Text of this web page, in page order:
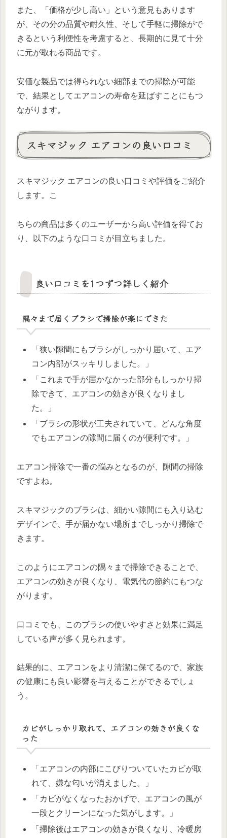
また、「価格が少し高い」という意見もあります
が、その分の品質や耐久性、そして手軽に掃除がで
きるという利便性を考慮すると、長期的に見て十分
に元が取れる商品です。
安価な製品では得られない細部までの掃除が可能
で、結果としてエアコンの寿命を延ばすことにもつ
ながります。
スキマジック エアコンの良い口コミ
スキマジック エアコンの良い口コミや評価をご紹介
します。こ
ちらの商品は多くのユーザーから高い評価を得てお
り、以下のような口コミが目立ちました。
良い口コミを1つずつ詳しく紹介
隅々まで届くブラシで掃除が楽にできた
「狭い隙間にもブラシがしっかり届いて、エア
コン内部がスッキリしました。」
「これまで手が届かなかった部分もしっかり掃
除できて、エアコンの効きが良くなりまし
た。」
「ブラシの形状が工夫されていて、どんな角度
でもエアコンの隙間に届くのが便利です。」
エアコン掃除で一番の悩みとなるのが、隙間の掃除
ですよね。
スキマジックのブラシは、細かい隙間にも入り込む
デザインで、手が届かない場所までしっかり掃除で
きます。
このようにエアコンの隅々まで掃除できることで、
エアコンの効きが良くなり、電気代の節約にもつな
がります。
口コミでも、このブラシの使いやすさと効果に満足
している声が多く見られます。
結果的に、エアコンをより清潔に保てるので、家族
の健康にも良い影響を与えることができるでしょ
う。
カビがしっかり取れて、エアコンの効きが良くな
った
「エアコンの内部にこびりついていたカビが取
れて、嫌な匂いが消えました。」
「カビがなくなったおかげで、エアコンの風が
一段とクリーンになった気がします。」
「掃除後はエアコンの効きが良くなり、冷暖房